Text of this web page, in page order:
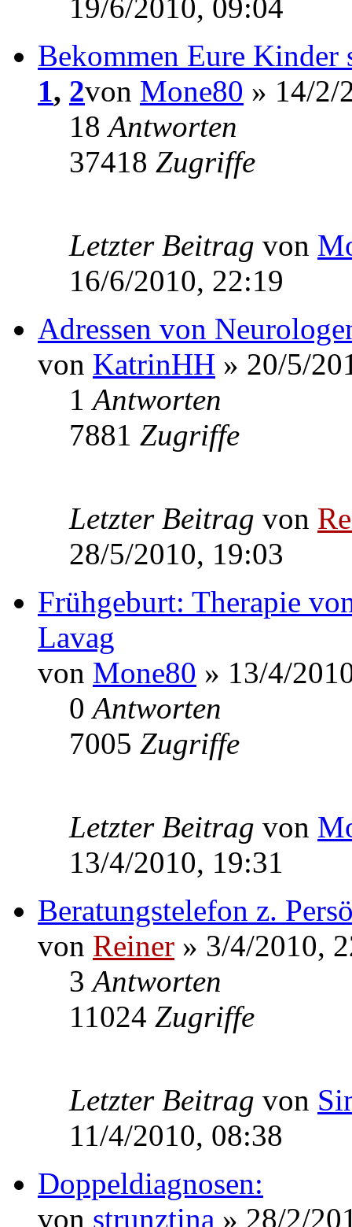
19/6/2010, 09:04
Bekommen Eure Kinder
1, 2von Mone80 » 14/2/
18Antworten
37418 Zugriffe
Letzter Beitrag von
16/6/2010, 22:19
Adressen von
von KatrinHH » 20/5/
1Antworten
7881 Zugriffe
Letzter Beitrag von
28/5/2010, 19:03
Frühgeburt: Therapie
Lavag
von Mone80 » 13/4/
0Antworten
7005 Zugriffe
Letzter Beitrag von
13/4/2010, 19:31
Beratungstelefon z.
von Reiner » 3/4/2010,
3Antworten
11024 Zugriffe
Letzter Beitrag von
11/4/2010, 08:38
Doppeldiagnosen:
von strunztina » 28/2/